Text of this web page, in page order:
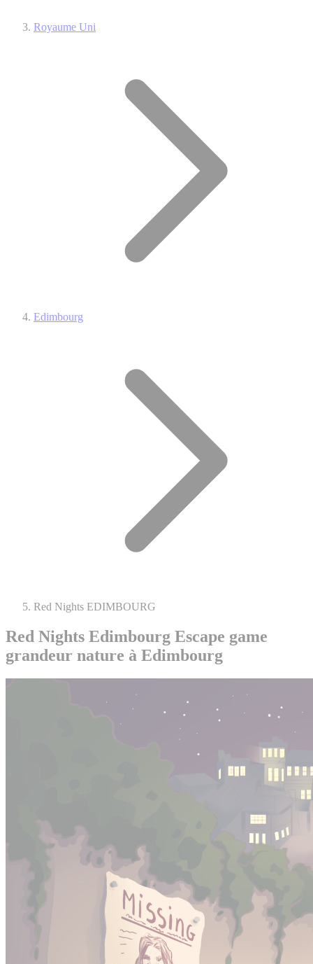
Royaume Uni
Edimbourg
Red Nights EDIMBOURG
Red Nights Edimbourg Escape game
grandeur nature à Edimbourg